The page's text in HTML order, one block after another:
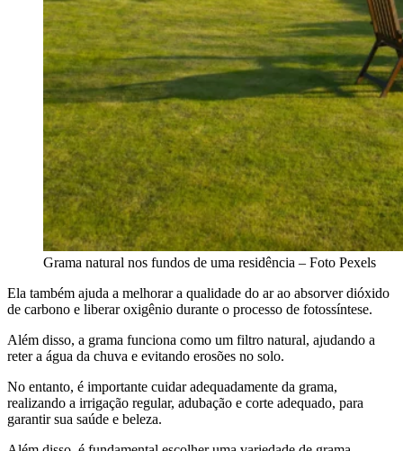
Grama natural nos fundos de uma residência – Foto Pexels
Ela também ajuda a melhorar a qualidade do ar ao absorver dióxido
de carbono e liberar oxigênio durante o processo de fotossíntese.
Além disso, a grama funciona como um filtro natural, ajudando a
reter a água da chuva e evitando erosões no solo.
No entanto, é importante cuidar adequadamente da grama,
realizando a irrigação regular, adubação e corte adequado, para
garantir sua saúde e beleza.